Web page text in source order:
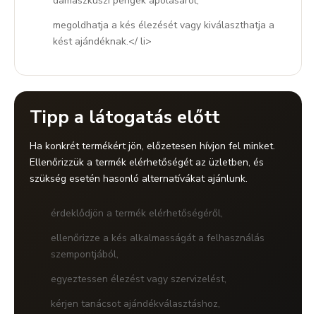
megoldhatja a kés élezését vagy kiválaszthatja a
kést ajándéknak.</ li>
Tipp a látogatás előtt
Ha konkrét termékért jön, előzetesen hívjon fel minket.
Ellenőrizzük a termék elérhetőségét az üzletben, és
szükség esetén hasonló alternatívákat ajánlunk.
érdeklődjön a termék elérhetőségéről,
ellenőrizze a kés alkalmasságát a felhasználás
szempontjából,
egyeztessen élezést vagy szervizelést,
kérjen tanácsot ajándékválasztáshoz,